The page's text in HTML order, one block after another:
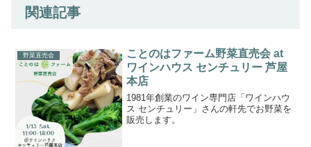
関連記事
野菜直売会
ことのはファーム野菜直売会 at
ワインハウス センチュリー 芦屋
本店
1981年創業のワイン専門店「ワインハウ
ス センチュリー」さんの軒先でお野菜を
販売します。